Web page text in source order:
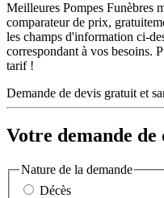
Meilleures Pompes Funèbres
comparateur de prix,
les champs d'information ci-
correspondant à vos besoins.
tarif !
Demande de devis gratuit et
Votre demande de
Nature de la demande
Décès